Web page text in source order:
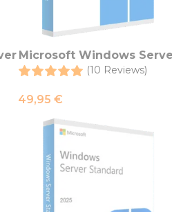
Microsoft Windows
2022 Standard
(10 Reviews)
49,95 €